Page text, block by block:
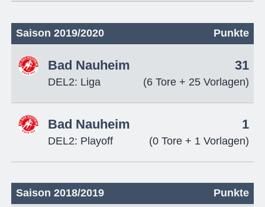
Saison 2019/2020 Punkte
Bad Nauheim
DEL2: Liga
31
(6 Tore + 25 Vorlagen)
Bad Nauheim
DEL2: Playoff
1
(0 Tore + 1 Vorlagen)
Saison 2018/2019 Punkte